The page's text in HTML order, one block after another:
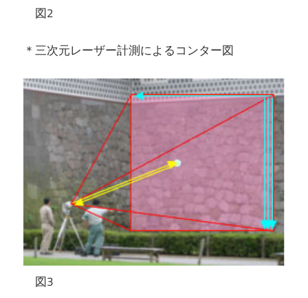
図2
＊三次元レーザー計測によるコンター図
図3